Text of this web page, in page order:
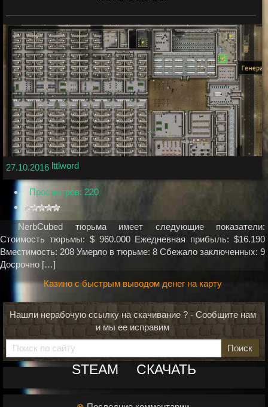
27.10.2016 lttlword
Просмотров: 220
NerbCubed тюрьма имеет следующие показатели:
Стоимость тюрьмы: $ 960.000 Ежедневная прибыль: $16.190
Вместимость: 208 Умерло в тюрьме: 8 Сбежало заключенных: 9
Досрочно […]
Казино с быстрым выводом денег на карту
Нашли нерабочую ссылку на скачивание ? - Сообщите нам
и мы ее исправим
Поиск
STEAM СКАЧАТЬ